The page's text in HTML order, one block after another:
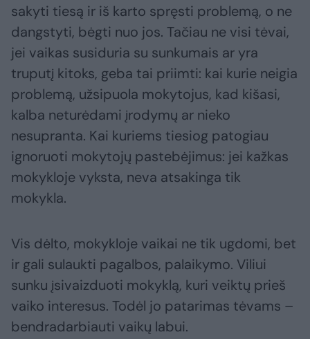
sakyti tiesą ir iš karto spręsti problemą, o ne
dangstyti, bėgti nuo jos. Tačiau ne visi tėvai,
jei vaikas susiduria su sunkumais ar yra
truputį kitoks, geba tai priimti: kai kurie neigia
problemą, užsipuola mokytojus, kad kišasi,
kalba neturėdami įrodymų ar nieko
nesupranta. Kai kuriems tiesiog patogiau
ignoruoti mokytojų pastebėjimus: jei kažkas
mokykloje vyksta, neva atsakinga tik
mokykla.
Vis dėlto, mokykloje vaikai ne tik ugdomi, bet
ir gali sulaukti pagalbos, palaikymo. Viliui
sunku įsivaizduoti mokyklą, kuri veiktų prieš
vaiko interesus. Todėl jo patarimas tėvams –
bendradarbiauti vaikų labui.